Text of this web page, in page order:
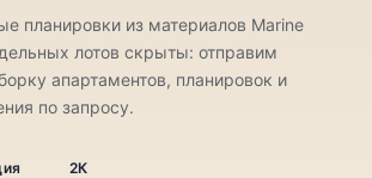
планировки из материалов Marine
лотов скрыты: отправим
апартаментов, планировок и
по запросу.
2К